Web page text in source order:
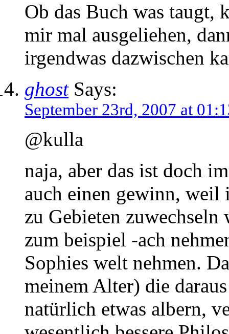
Ob das Buch was taugt,
mir mal ausgeliehen,
irgendwas dazwischen
ghostSays:
September 23rd, 2007 at
@kulla
naja, aber das ist doch
auch einen gewinn, weil
zu Gebieten zuwechseln
zum beispiel -ach
Sophies welt nehmen.
meinem Alter) die
natürlich etwas albern,